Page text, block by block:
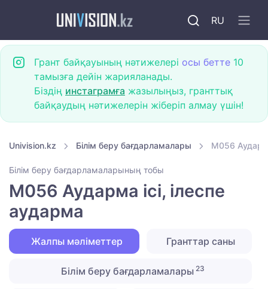
RU
Грант байқауының нәтижелері осы бетте 10
тамызға дейін жарияланады.
Біздің инстаграмға жазылыңыз, гранттық
байқаудың нәтижелерін жіберіп алмау үшін!
Univision.kz Білім беру бағдарламалары M056
Білім беру бағдарламаларының тобы
M056 Аударма ісі, ілеспе
аударма
Жалпы мәліметтер Гранттар саны
Білім беру бағдарламалары 23